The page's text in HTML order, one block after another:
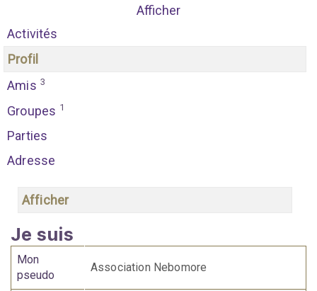
Afficher
Activités
Profil
Amis 3
Groupes 1
Parties
Adresse
Afficher
Je suis
Mon
pseudo
Association Nebomore